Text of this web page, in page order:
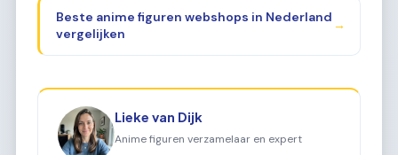
Beste anime figuren webshops in Nederland
vergelijken
→
Lieke van Dijk
Anime figuren verzamelaar en expert